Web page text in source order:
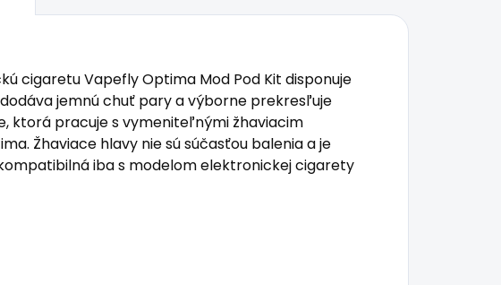
cigaretu Vapefly Optima Mod Pod Kit disponuje
jemnú chuť pary a výborne prekresľuje
ktorá pracuje s vymeniteľnými žhaviacim
Žhaviace hlavy nie sú súčasťou balenia a je
iba s modelom elektronickej cigarety